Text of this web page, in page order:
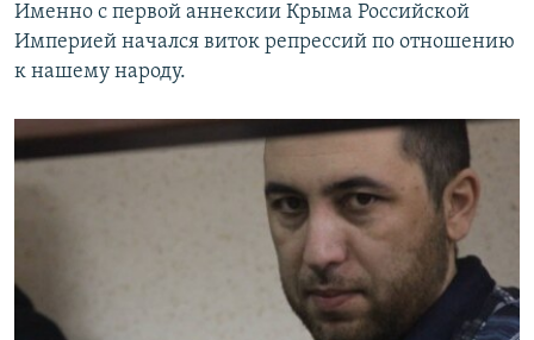
Именно с первой аннексии Крыма Российской
Империей начался виток репрессий по отношению
к нашему народу.